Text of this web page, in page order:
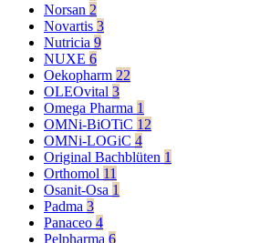
Norsan 2
Novartis 3
Nutricia 9
NUXE 6
Oekopharm 22
OLEOvital 3
Omega Pharma 1
OMNi-BiOTiC 12
OMNi-LOGiC 4
Original Bachblüten 1
Orthomol 11
Osanit-Osa 1
Padma 3
Panaceo 4
Pelpharma 6